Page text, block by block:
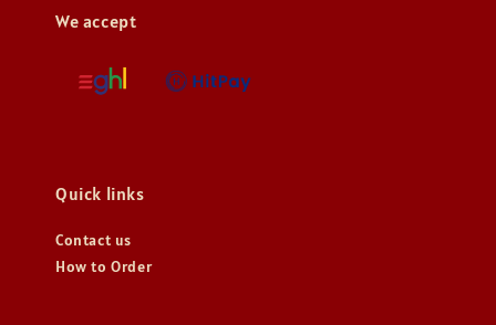
We accept
Quick links
Contact us
How to Order